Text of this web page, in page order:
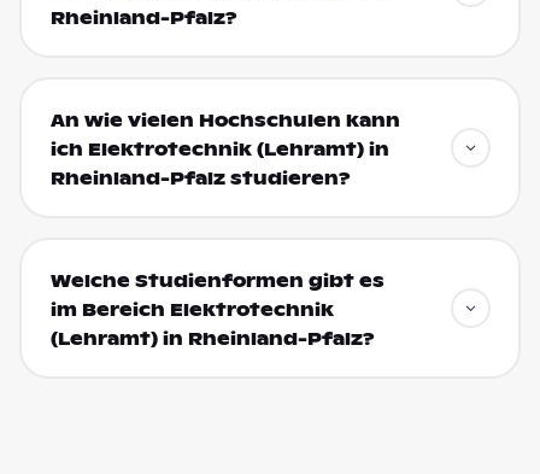
Rheinland-Pfalz?
An wie vielen Hochschulen kann
ich Elektrotechnik (Lehramt) in
Rheinland-Pfalz studieren?
Welche Studienformen gibt es
im Bereich Elektrotechnik
(Lehramt) in Rheinland-Pfalz?